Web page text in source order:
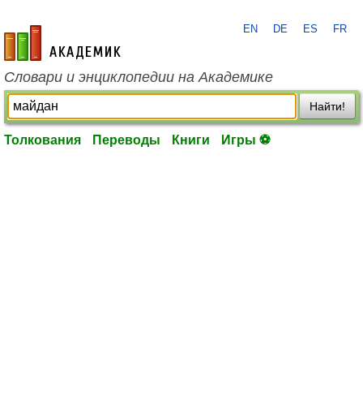
academic.ru
EN DE ES FR
Словари и энциклопедии на Академике
Найти!
Толкования Переводы Книги Игры ⚽